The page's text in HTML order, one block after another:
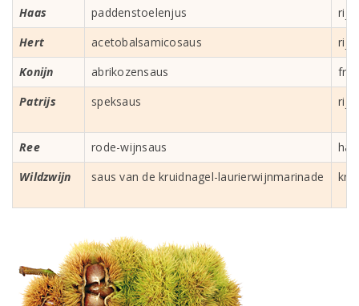
Haas
paddenstoelenjus
rijp
Hert
acetobalsamicosaus
rijp
Konijn
abrikozensaus
Patrijs
speksaus rijp
Ree rode-wijnsaus
Wildzwijn
saus van de kruidnagel-laurierwijnmarinade